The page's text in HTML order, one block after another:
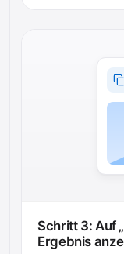
Schritt 3: Auf
Ergebnis